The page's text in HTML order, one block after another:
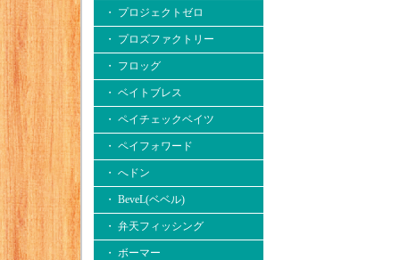
・ プロジェクトゼロ
・ プロズファクトリー
・ フロッグ
・ ベイトブレス
・ ペイチェックベイツ
・ ペイフォワード
・ へドン
・ BeveL(ベベル)
・ 弁天フィッシング
・ ボーマー